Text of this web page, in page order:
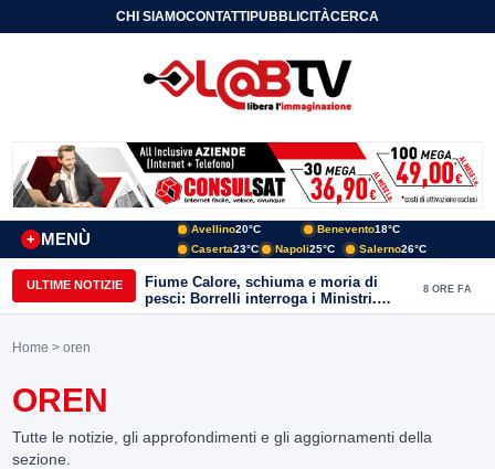
CHI SIAMOCONTATTIPUBBLICITÀCERCA
MENÙ
+
Avellino20°C Benevento18°C
Caserta23°C Napoli25°C Salerno26°C
ULTIME NOTIZIE
Fiume Calore, schiuma e moria di
pesci: Borrelli interroga i Ministri.
“Benevento paga l’assenza del
8 ORE FA
Home > oren
OREN
Tutte le notizie, gli approfondimenti e gli aggiornamenti della
sezione.